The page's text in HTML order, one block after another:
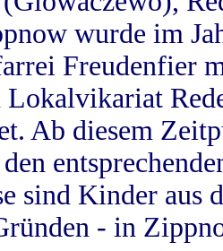
wurde im
Freudenfier
Lokalvikariat
Ab diesem
sind Kinder aus
- in